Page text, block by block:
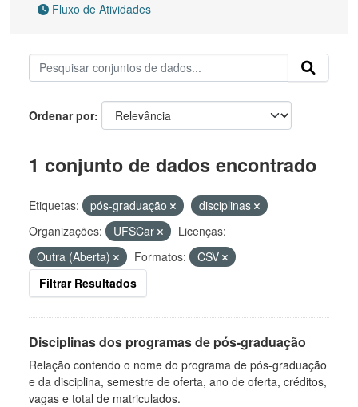
Fluxo de Atividades
Ordenar por
1 conjunto de dados encontrado
Etiquetas: pós-graduação
disciplinas
Organizações:
UFSCar
Licenças:
Outra (Aberta)
Formatos:
CSV
Filtrar Resultados
Disciplinas dos programas de pós-graduação
Relação contendo o nome do programa de pós-graduação
e da disciplina, semestre de oferta, ano de oferta, créditos,
vagas e total de matriculados.